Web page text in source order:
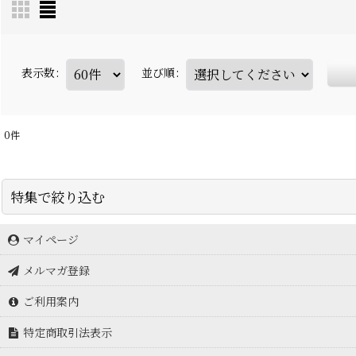
表示数: 並び順:
0件
特集で絞り込む
アイスブレーカー icebreaker
アークテリクス Arc'teryx
アドフリクション
アルトラ ALTRA
マイページ
メルマガ登録
ご利用案内
特定商取引法表示